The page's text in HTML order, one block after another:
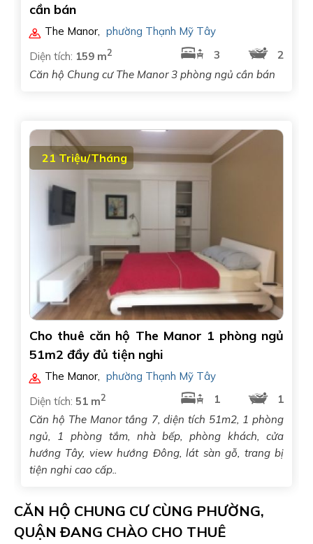
cần bán
The Manor, phường Thạnh Mỹ Tây
Diện tích: 159 m2 3
2
Căn hộ Chung cư The Manor 3 phòng ngủ cần bán
21 Triệu/Tháng
Cho thuê căn hộ The Manor 1 phòng ngủ
51m2 đầy đủ tiện nghi
The Manor
phường Thạnh Mỹ Tây
Diện tích: 51 m2 1
1
Căn hộ The Manor tầng 7, diện tích 51m2, 1 phòng
ngủ, 1 phòng tắm, nhà bếp, phòng khách, cửa
hướng Tây, view hướng Đông, lát sàn gỗ, trang bị
tiện nghi cao cấp..
CĂN HỘ CHUNG CƯ CÙNG PHƯỜNG,
QUẬN ĐANG CHÀO CHO THUÊ